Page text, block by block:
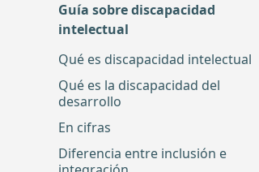
Guía sobre discapacidad
intelectual
Qué es discapacidad intelectual
Qué es la discapacidad del
desarrollo
En cifras
Diferencia entre inclusión e